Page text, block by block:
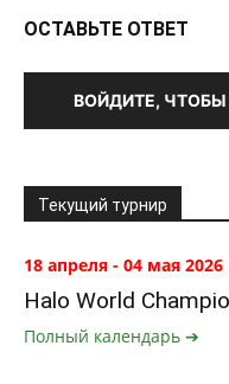
ОСТАВЬТЕ ОТВЕТ
ВОЙДИТЕ,
Текущий турнир
18 апреля - 04 мая 2026
Halo World
Полный календарь ➔